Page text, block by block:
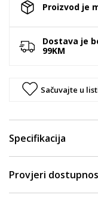
Proizvod je
Dostava je
99KM
Sačuvajte u
Specifikacija
Provjeri